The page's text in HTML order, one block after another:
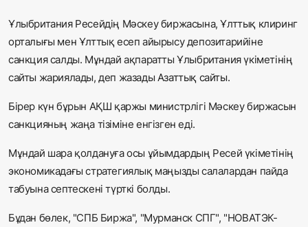
Қазақ тілі
Ұлыбритания Ресейдің Мәскеу биржасына, Ұлттық клиринг
орталығы мен Ұлттық есеп айырысу депозитарийіне
санкция салды. Мұндай ақпаратты Ұлыбритания үкіметінің
сайты жариялады, деп жазады Азаттық сайты.
Бірер күн бұрын АҚШ қаржы министрлігі Мәскеу биржасын
санкцияның жаңа тізіміне енгізген еді.
Мұндай шара қолдануға осы ұйымдардың Ресей үкіметінің
экономикадағы стратегиялық маңызды салалардан пайда
табуына септескені түрткі болды.
Бұдан бөлек, "СПБ Биржа", "Мурманск СПГ", "НОВАТЭК-